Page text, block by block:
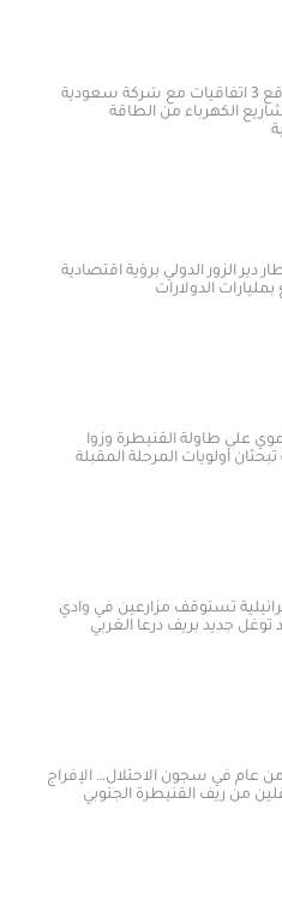
اتفاقيات مع شركة سعودية
من الطاقة
برؤية اقتصادية
القنيطرة وزوا
المرحلة المقبلة
مزارعين في وادي
درعا الغربي
الاحتلال… الإفراج
الجنوبي